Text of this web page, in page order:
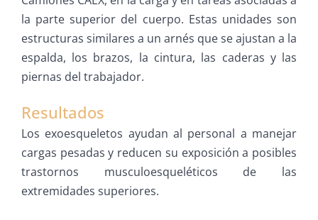
la parte superior del cuerpo. Estas unidades son
estructuras similares a un arnés que se ajustan a la
espalda, los brazos, la cintura, las caderas y las
piernas del trabajador.
Resultados
Los exoesqueletos ayudan al personal a manejar
cargas pesadas y reducen su exposición a posibles
trastornos musculoesqueléticos de las
extremidades superiores.